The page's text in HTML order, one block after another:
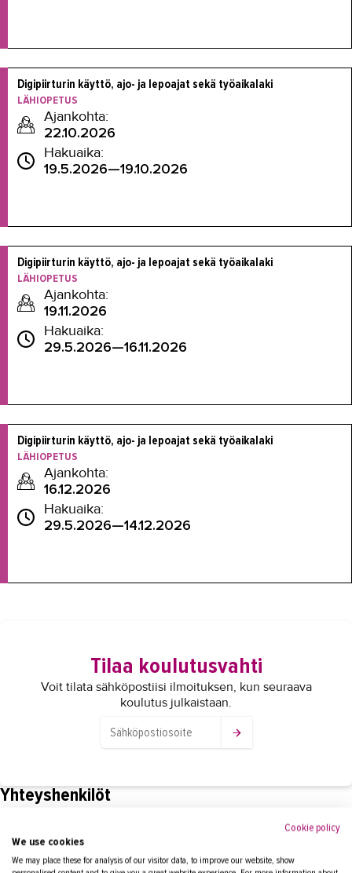
Digipiirturin käyttö, ajo- ja lepoajat sekä työaikalaki
LÄHIOPETUS
Ajankohta:
22.10.2026
Hakuaika:
19.5.2026—19.10.2026
Digipiirturin käyttö, ajo- ja lepoajat sekä työaikalaki
LÄHIOPETUS
Ajankohta:
19.11.2026
Hakuaika:
29.5.2026—16.11.2026
Digipiirturin käyttö, ajo- ja lepoajat sekä työaikalaki
LÄHIOPETUS
Ajankohta:
16.12.2026
Hakuaika:
29.5.2026—14.12.2026
Tilaa koulutusvahti
Voit tilata sähköpostiisi ilmoituksen, kun seuraava
koulutus julkaistaan.
Yhteyshenkilöt
ASIKAINEN SIRPA
Cookie policy
We use cookies
We may place these for analysis of our visitor data, to improve our website, show